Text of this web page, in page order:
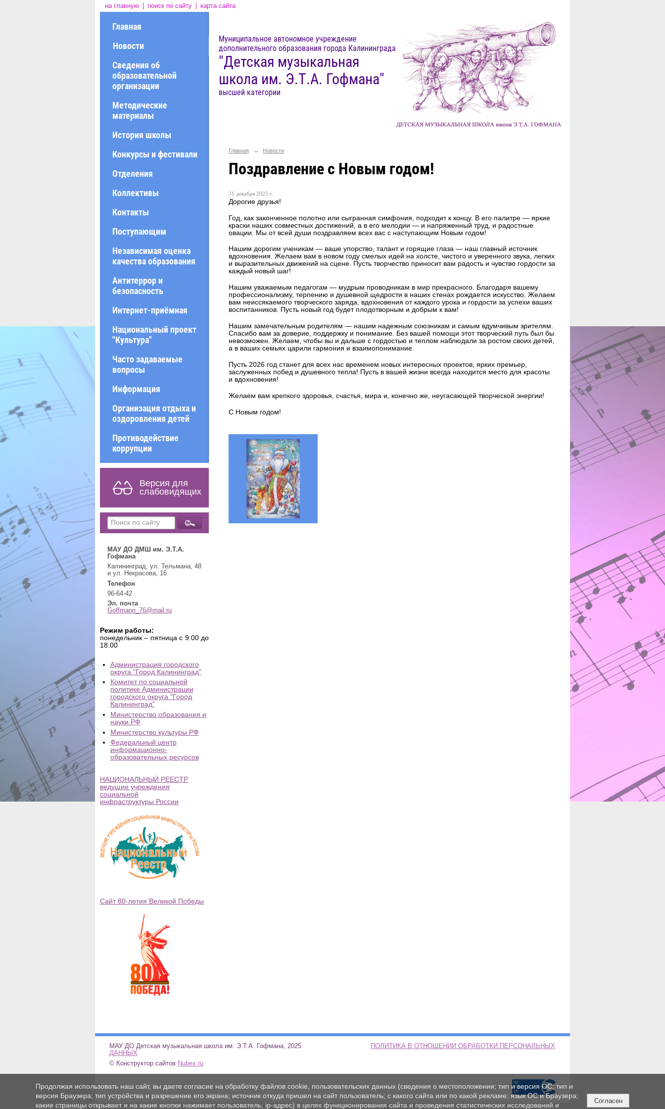
на главную поиск по сайту карта сайта
Главная
Новости
Сведения об
образовательной
организации
Методические
материалы
История школы
Конкурсы и фестивали
Отделения
Коллективы
Контакты
Поступающим
Независимая оценка
качества образования
Антитеррор и
безопасность
Интернет-приёмная
Национальный проект
"Культура"
Часто задаваемые
вопросы
Информация
Организация отдыха и
оздоровления детей
Противодействие
коррупции
Версия для
слабовидящих
МАУ ДО ДМШ им. Э.Т.А.
Гофмана
Калининград, ул. Тельмана, 48
и ул. Некрасова, 16
Телефон
96-64-42
Эл. почта
Goffmann_76@mail.ru
Режим работы:
понедельник – пятница с 9.00 до
18.00
Администрация городского
округа "Город Калининград"
Комитет по социальной
политике Администрации
городского округа "Город
Калининград"
Министерство образования и
науки РФ
Министерство культуры РФ
Федеральный центр
информационно-
образовательных ресурсов
НАЦИОНАЛЬНЫЙ РЕЕСТР
ведущие учреждения
социальной
инфраструктуры России
Сайт 80-летия Великой Победы
Муниципальное автономное учреждение
дополнительного образования города Калининграда
"Детская музыкальная
школа им. Э.Т.А. Гофмана"
высшей категории
Главная → Новости
Поздравление с Новым годом!
31 декабря 2025 г.
Дорогие друзья!
Год, как законченное полотно или сыгранная симфония, подходит к концу. В его палитре — яркие
краски наших совместных достижений, а в его мелодии — и напряженный труд, и радостные
овации. Мы от всей души поздравляем всех вас с наступающим Новым годом!
Нашим дорогим ученикам — ваше упорство, талант и горящие глаза — наш главный источник
вдохновения. Желаем вам в новом году смелых идей на холсте, чистого и уверенного звука, легких
и выразительных движений на сцене. Пусть творчество приносит вам радость и чувство гордости за
каждый новый шаг!
Нашим уважаемым педагогам — мудрым проводникам в мир прекрасного. Благодаря вашему
профессионализму, терпению и душевной щедрости в наших стенах рождается искусство. Желаем
вам неиссякаемого творческого заряда, вдохновения от каждого урока и гордости за успехи ваших
воспитанников. Пусть новый год будет плодотворным и добрым к вам!
Нашим замечательным родителям — нашим надежным союзникам и самым вдумчивым зрителям.
Спасибо вам за доверие, поддержку и понимание. Без вашей помощи этот творческий путь был бы
невозможен. Желаем, чтобы вы и дальше с гордостью и теплом наблюдали за ростом своих детей,
а в ваших семьях царили гармония и взаимопонимание.
Пусть 2026 год станет для всех нас временем новых интересных проектов, ярких премьер,
заслуженных побед и душевного тепла! Пусть в вашей жизни всегда находится место для красоты
и вдохновения!
Желаем вам крепкого здоровья, счастья, мира и, конечно же, неугасающей творческой энергии!
С Новым годом!
МАУ ДО Детская музыкальная школа им. Э.Т.А. Гофмана, 2025
ПОЛИТИКА В ОТНОШЕНИИ ОБРАБОТКИ ПЕРСОНАЛЬНЫХ
ДАННЫХ
© Конструктор сайтов Nubex.ru
Продолжая использовать наш сайт, вы даете согласие на обработку файлов cookie, пользовательских данных (сведения о местоположении; тип и версия ОС; тип и
версия Браузера; тип устройства и разрешение его экрана; источник откуда пришел на сайт пользователь; с какого сайта или по какой рекламе; язык ОС и Браузера;
какие страницы открывает и на какие кнопки нажимает пользователь; ip-адрес) в целях функционирования сайта и проведения статистических исследований и
Согласен